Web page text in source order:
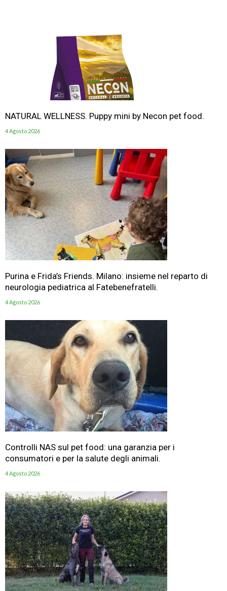
NATURAL WELLNESS. Puppy mini by Necon pet food.
4 Agosto 2026
Purina e Frida’s Friends. Milano: insieme nel reparto di
neurologia pediatrica al Fatebenefratelli.
4 Agosto 2026
Controlli NAS sul pet food: una garanzia per i
consumatori e per la salute degli animali.
4 Agosto 2026